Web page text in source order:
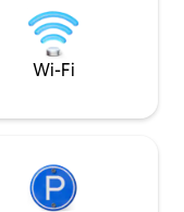
a Terra das
dedicado à
apicultura.
Wi-Fi